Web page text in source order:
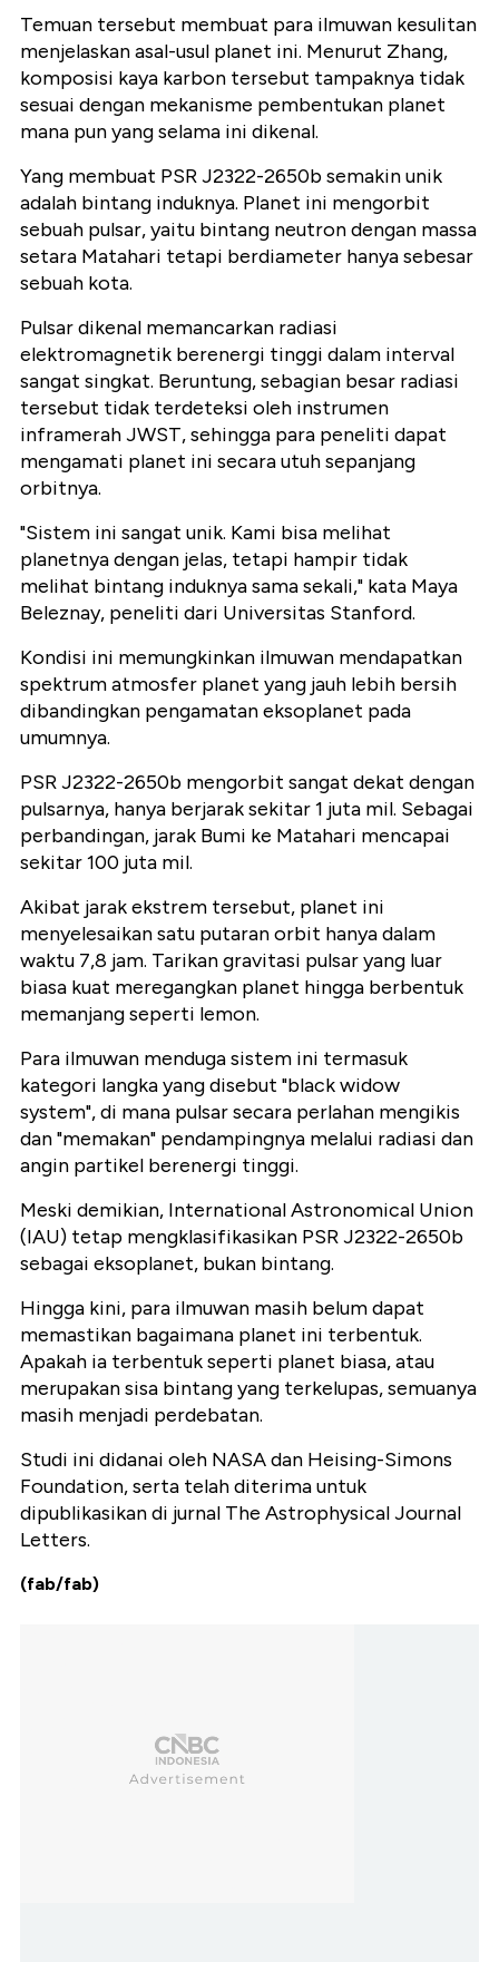
Temuan tersebut membuat para ilmuwan kesulitan
menjelaskan asal-usul planet ini. Menurut Zhang,
komposisi kaya karbon tersebut tampaknya tidak
sesuai dengan mekanisme pembentukan planet
mana pun yang selama ini dikenal.
Yang membuat PSR J2322-2650b semakin unik
adalah bintang induknya. Planet ini mengorbit
sebuah pulsar, yaitu bintang neutron dengan massa
setara Matahari tetapi berdiameter hanya sebesar
sebuah kota.
Pulsar dikenal memancarkan radiasi
elektromagnetik berenergi tinggi dalam interval
sangat singkat. Beruntung, sebagian besar radiasi
tersebut tidak terdeteksi oleh instrumen
inframerah JWST, sehingga para peneliti dapat
mengamati planet ini secara utuh sepanjang
orbitnya.
"Sistem ini sangat unik. Kami bisa melihat
planetnya dengan jelas, tetapi hampir tidak
melihat bintang induknya sama sekali," kata Maya
Beleznay, peneliti dari Universitas Stanford.
Kondisi ini memungkinkan ilmuwan mendapatkan
spektrum atmosfer planet yang jauh lebih bersih
dibandingkan pengamatan eksoplanet pada
umumnya.
PSR J2322-2650b mengorbit sangat dekat dengan
pulsarnya, hanya berjarak sekitar 1 juta mil. Sebagai
perbandingan, jarak Bumi ke Matahari mencapai
sekitar 100 juta mil.
Akibat jarak ekstrem tersebut, planet ini
menyelesaikan satu putaran orbit hanya dalam
waktu 7,8 jam. Tarikan gravitasi pulsar yang luar
biasa kuat meregangkan planet hingga berbentuk
memanjang seperti lemon.
Para ilmuwan menduga sistem ini termasuk
kategori langka yang disebut "black widow
system", di mana pulsar secara perlahan mengikis
dan "memakan" pendampingnya melalui radiasi dan
angin partikel berenergi tinggi.
Meski demikian, International Astronomical Union
(IAU) tetap mengklasifikasikan PSR J2322-2650b
sebagai eksoplanet, bukan bintang.
Hingga kini, para ilmuwan masih belum dapat
memastikan bagaimana planet ini terbentuk.
Apakah ia terbentuk seperti planet biasa, atau
merupakan sisa bintang yang terkelupas, semuanya
masih menjadi perdebatan.
Studi ini didanai oleh NASA dan Heising-Simons
Foundation, serta telah diterima untuk
dipublikasikan di jurnal The Astrophysical Journal
Letters.
(fab/fab)